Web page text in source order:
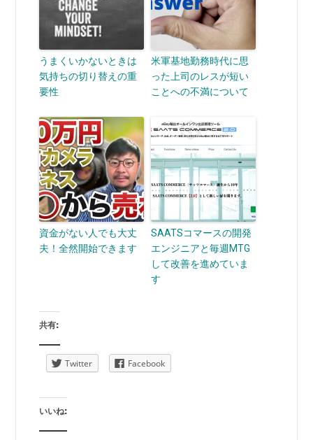
うまくいかないときは
気持ちの切り替えの重
要性
米軍基地勤務時代に思
った上司のレスが短い
ことへの不満について
資金がない人でも大丈
夫！全然開始できます
SAATSコマースの開発
エンジニアと毎週MTG
して改善を進めていま
す
共有:
Twitter Facebook
いいね: